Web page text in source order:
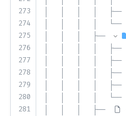
273
274
275
276
277
278
279
280
281
│   │   │   │   ├──
│   │   │   │   └──
│   │   │   ├──
│   │   │   │   ├──
│   │   │   │   ├──
│   │   │   │   ├──
│   │   │   │   ├──
│   │   │   │   └──
│   │   │   ├──